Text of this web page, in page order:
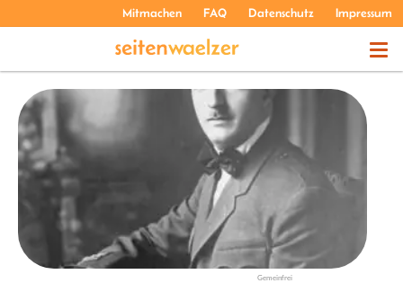
Mitmachen FAQ Datenschutz Impressum
THEMEN
PODCASTS
ÜBER UNS
Gemeinfrei